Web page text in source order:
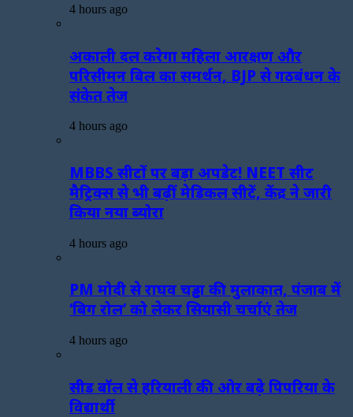
4 hours ago
अकाली दल करेगा महिला आरक्षण और
परिसीमन बिल का समर्थन, BJP से गठबंधन के
संकेत तेज
4 hours ago
MBBS सीटों पर बड़ा अपडेट! NEET सीट
मैट्रिक्स से भी बढ़ीं मेडिकल सीटें, केंद्र ने जारी
किया नया ब्योरा
4 hours ago
PM मोदी से राघव चड्ढा की मुलाकात, पंजाब में
‘बिग रोल’ को लेकर सियासी चर्चाएं तेज
4 hours ago
सीड बॉल से हरियाली की ओर बढ़े पिपरिया के
विद्यार्थी